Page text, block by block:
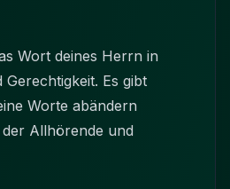
Wort deines Herrn in
Es gibt
Worte abändern
Allhörende und